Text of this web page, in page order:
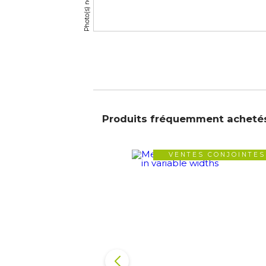
Produits fréquemment
VENTES CONJOINTES